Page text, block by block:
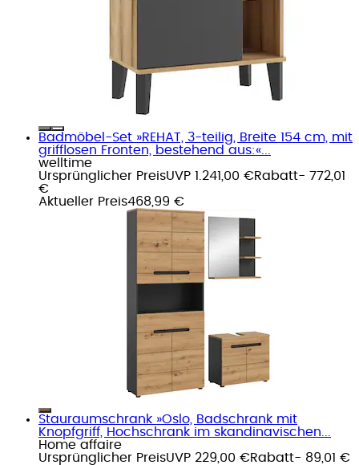
Badmöbel-Set »REHAT, 3-teilig, Breite 154 cm, mit
grifflosen Fronten, bestehend aus:«...
welltime
Ursprünglicher PreisUVP 1.241,00 €Rabatt- 772,01
€
Aktueller Preis468,99 €
Stauraumschrank »Oslo, Badschrank mit
Knopfgriff, Hochschrank im skandinavischen...
Home affaire
Ursprünglicher PreisUVP 229,00 €Rabatt- 89,01 €